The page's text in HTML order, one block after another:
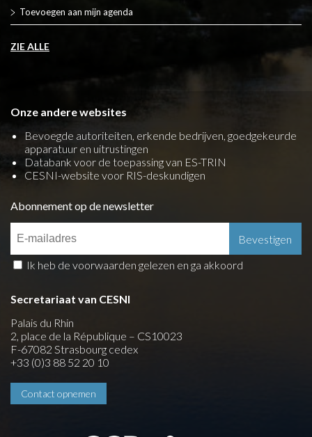
Toevoegen aan mijn agenda
ZIE ALLE
Onze andere websites
Bevoegde autoriteiten, erkende bedrijven, goedgekeurde
apparatuur en uitrustingen
Databank voor de toepassing van ES-TRIN
CESNI-website voor RIS-deskundigen
Abonnement op de newsletter
Ik heb de voorwaarden gelezen en ga akkoord
Secretariaat van CESNI
Palais du Rhin
2, place de la République – CS10023
F-67082 Strasbourg cedex
+33 (0)3 88 52 20 10
Contact opnemen